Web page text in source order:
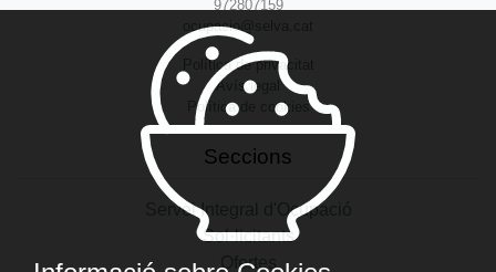
972807159
ocupacio@selva.cat
Política de privacitat
Avís legal
Política de cookies
Seccions
Servei Integral d'Ocupació
Sol·licitants
Ofertes